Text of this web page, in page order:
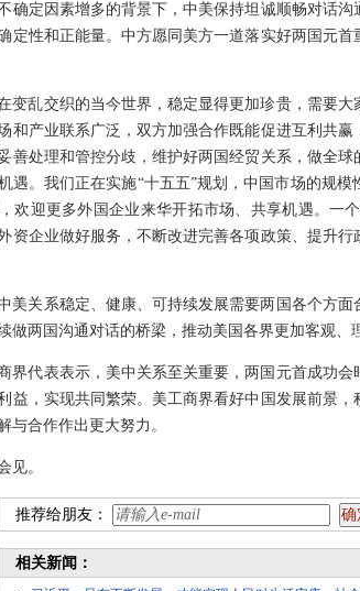
确定因素增多的背景下，中美保持坦诚顺畅对话
定性和正能量。中方愿同美方一道落实好两国元
变乱交织的当今世界，稳定显得更加珍贵，需要
和产业联系广泛，双方加强合作既能促进互利共
善处理和管控分歧，维护好两国经贸关系，做全
遇。我们正在实施“十五五”规划，中国市场的规
欢迎更多外国企业来华开拓市场、共享机遇。一
资企业做好服务，不断改进完善各项政策、提升
美关系稳定、健康、可持续发展需要两国各个方
做两国沟通对话的桥梁，推动美国各界更加客观、
界代表表示，美中关系至关重要，两国元首成功
益，实现共同繁荣。美工商界看好中国发展前景
与合作作出更大努力。
见。
推荐给朋友：
相关新闻：